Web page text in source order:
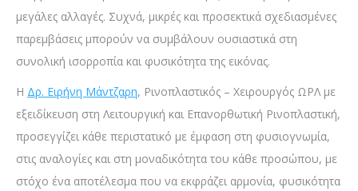
μεγάλες αλλαγές. Συχνά, μικρές και προσεκτικά σχεδιασμένες
παρεμβάσεις μπορούν να συμβάλουν ουσιαστικά στη
συνολική ισορροπία και φυσικότητα της εικόνας.
Η Δρ. Ειρήνη Μάντζαρη, Ρινοπλαστικός – Χειρουργός ΩΡΛ με
εξειδίκευση στη Λειτουργική και Επανορθωτική Ρινοπλαστική,
προσεγγίζει κάθε περιστατικό με έμφαση στη φυσιογνωμία,
στις αναλογίες και στη μοναδικότητα του κάθε προσώπου, με
στόχο ένα αποτέλεσμα που να εκφράζει αρμονία, φυσικότητα